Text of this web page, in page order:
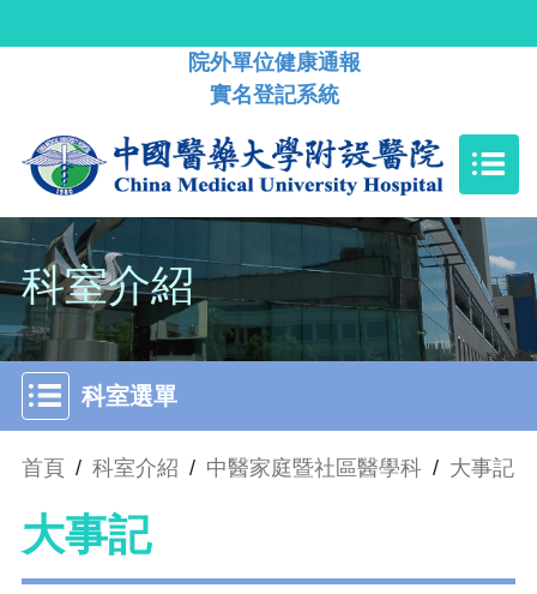
院外單位健康通報
實名登記系統
科室介紹
科室選單
首頁 / 科室介紹 / 中醫家庭暨社區醫學科 / 大事記
大事記